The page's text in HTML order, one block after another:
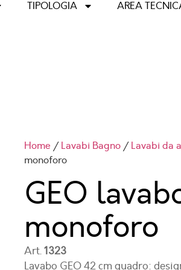
TIPOLOGIA AREA
Home /Lavabi Bagno/Lavabi da
monoforo
GEO
monoforo
Art.1323
Lavabo GEO 42 cm quadro: